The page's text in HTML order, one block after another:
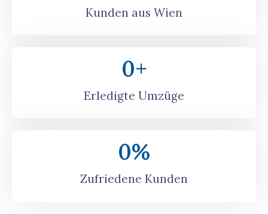
Kunden aus Wien
Erledigte Umzüge
0+
Zufriedene Kunden
0%